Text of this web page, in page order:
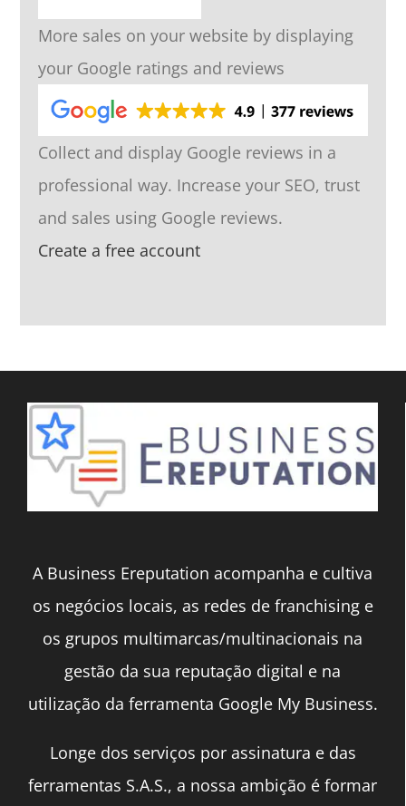
More sales on your website by displaying
your Google ratings and reviews
Collect and display Google reviews in a
professional way. Increase your SEO, trust
and sales using Google reviews.
Create a free account
A Business Ereputation acompanha e cultiva
os negócios locais, as redes de franchising e
os grupos multimarcas/multinacionais na
gestão da sua reputação digital e na
utilização da ferramenta Google My Business.
Longe dos serviços por assinatura e das
ferramentas S.A.S., a nossa ambição é formar